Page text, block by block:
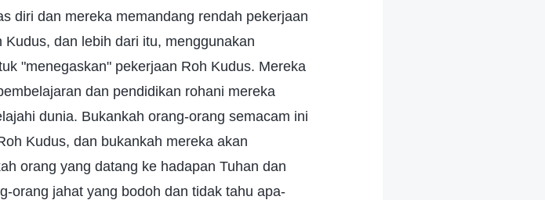
diri dan mereka memandang rendah pekerjaan
dan lebih dari itu, menggunakan
"menegaskan" pekerjaan Roh Kudus. Mereka
dan pendidikan rohani mereka
dunia. Bukankah orang-orang semacam ini
Kudus, dan bukankah mereka akan
orang yang datang ke hadapan Tuhan dan
orang jahat yang bodoh dan tidak tahu apa-